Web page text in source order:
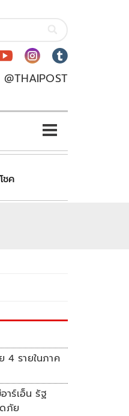
@THAIPOST
ชค
4 รายในภาค
ร์เอ็น รัฐ
ภัย